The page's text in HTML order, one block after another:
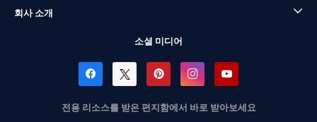
회사 소개
소셜 미디어
전용 리소스를 받은 편지함에서 바로 받아보세요